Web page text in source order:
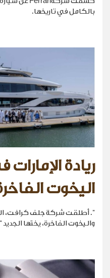
بالكامل في تاريخها.
ريادة
اليخوت
". أطلقت شركة جلف كرافت،
واليخوت الفاخرة، يختها الجديد